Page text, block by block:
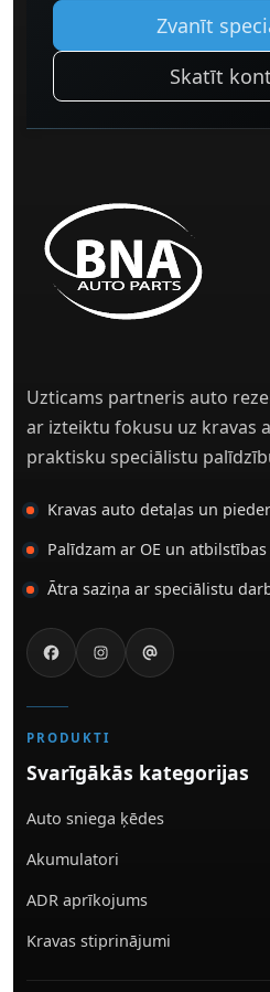
Zvanīt
Skatīt
Uzticams partneris auto
ar izteiktu fokusu uz kravas
praktisku speciālistu
Kravas auto detaļas un
Palīdzam ar OE un
Ātra saziņa ar speciālistu
PRODUKTI
Svarīgākās kategorijas
Auto sniega ķēdes
Akumulatori
ADR aprīkojums
Kravas stiprinājumi